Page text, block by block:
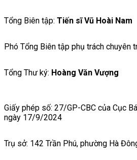
Tổng Biên tập: Tiến sĩ Vũ Hoài Nam
Phó Tổng Biên tập phụ trách chuyên
Tổng Thư ký: Hoàng Văn Vượng
Giấy phép số: 27/GP-CBC của Cục
ngày 17/9/2024
Trụ sở: 142 Trần Phú, phường Hà